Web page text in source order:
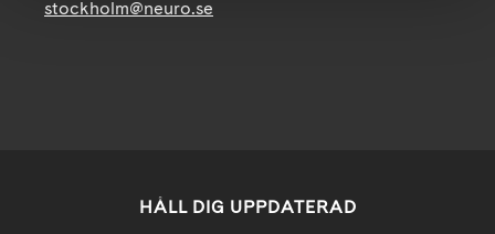
stockholm@neuro.se
HÅLL DIG UPPDATERAD